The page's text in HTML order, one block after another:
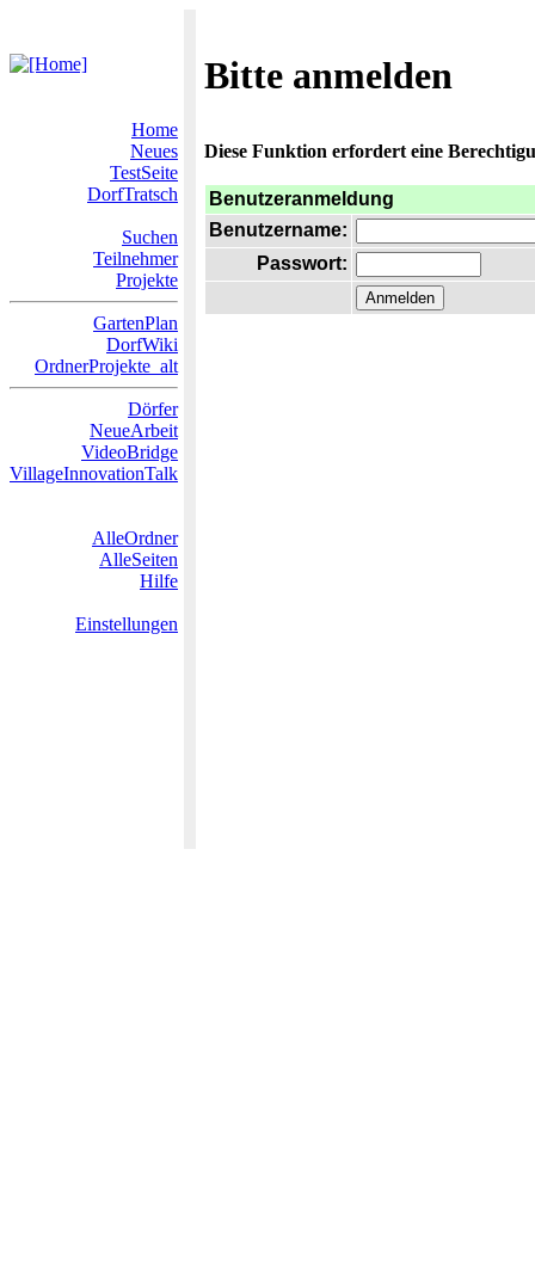
Bitte anmelden
Home
Neues
TestSeite
DorfTratsch
Suchen
Teilnehmer
Projekte
GartenPlan
DorfWiki
OrdnerProjekte_alt
Dörfer
NeueArbeit
VideoBridge
VillageInnovationTalk
AlleOrdner
AlleSeiten
Hilfe
Einstellungen
Diese Funktion erfordert eine
Benutzeranmeldung
Benutzername:
Passwort: